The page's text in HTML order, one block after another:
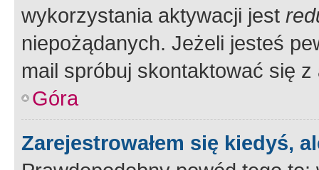
wykorzystania aktywacji jest
niepożądanych. Jeżeli jesteś
mail spróbuj skontaktować się
Góra
Zarejestrowałem się kiedyś,